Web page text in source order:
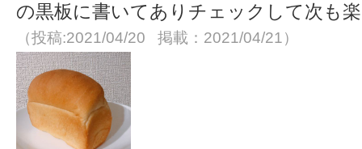
の黒板に書いてありチェックして次も
（投稿:2021/04/20 掲載：2021/04/21）